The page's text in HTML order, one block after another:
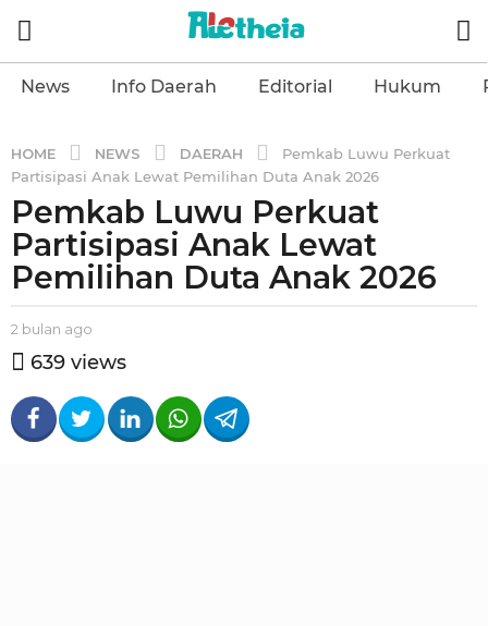
News Info Daerah Editorial Hukum
HOME NEWS DAERAH
Pemkab Luwu Perkuat
Partisipasi Anak Lewat Pemilihan Duta Anak 2026
2
b
u
l
n
a
o
2
Pemkab Luwu Perkuat
Partisipasi Anak Lewat
Pemilihan Duta Anak 2026
b
y
a
e
t
2 bulan ago
u
a
n
639 views